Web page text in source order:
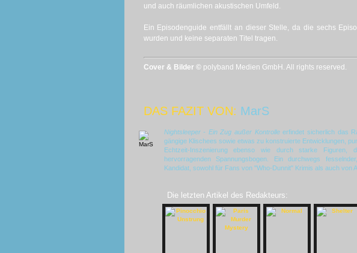
und auch räumlichen akustischen Umfeld.
Ein Episodenguide entfällt an dieser Stelle, da die sechs
wurden und keine separaten Titel tragen.
Cover & Bilder © polyband Medien GmbH. All rights reserved.
DAS FAZIT VON: MarS
Nightsleeper - Ein Zug außer Kontrolleerfindet sicherlich das
gängige Klischees sowie etwas zu konstruierte Entwicklungen,
Echtzeit-Inszenierung ebenso wie durch starke Figuren,
hervorragenden Spannungsbogen. Ein durchwegs
Kandidat, sowohl für Fans von "Who-Dunnit" Krimis als auch von
Die letzten Artikel des Redakteurs: